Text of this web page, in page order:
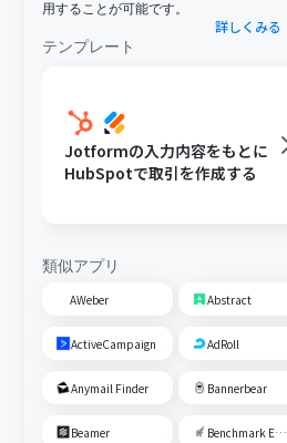
用することが可能です。
詳しくみる
テンプレート
Jotformの入力内容をもとに
HubSpotで取引を作成する
類似アプリ
AWeber Abstract
ActiveCampaign AdRoll
Anymail Finder Bannerbear
Beamer Benchmark Email